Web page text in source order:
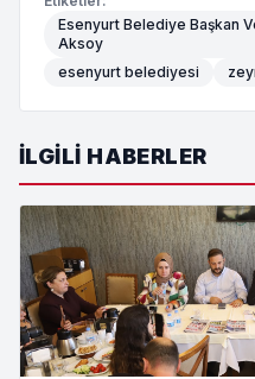
Esenyurt Belediye Başkan
Aksoy
esenyurt belediyesi
İLGILI HABERLER